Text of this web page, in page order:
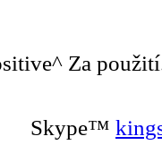
Za
Skype™